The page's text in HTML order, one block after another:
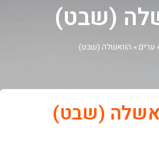
(שבט)
ערים » הוואשלה (שבט)
(שבט)